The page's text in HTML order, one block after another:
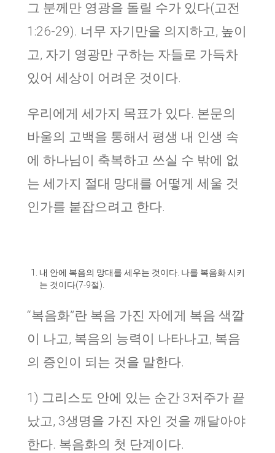
그 분께만 영광을 돌릴 수가 있다(고전
1:26-29). 너무 자기만을 의지하고, 높이
고, 자기 영광만 구하는 자들로 가득차
있어 세상이 어려운 것이다.
우리에게 세가지 목표가 있다. 본문의
바울의 고백을 통해서 평생 내 인생 속
에 하나님이 축복하고 쓰실 수 밖에 없
는 세가지 절대 망대를 어떻게 세울 것
인가를 붙잡으려고 한다.
내 안에 복음의 망대를 세우는 것이다. 나를 복음화 시키
는 것이다(7-9절).
“복음화”란 복음 가진 자에게 복음 색깔
이 나고, 복음의 능력이 나타나고, 복음
의 증인이 되는 것을 말한다.
1) 그리스도 안에 있는 순간 3저주가 끝
났고, 3생명을 가진 자인 것을 깨달아야
한다. 복음화의 첫 단계이다.